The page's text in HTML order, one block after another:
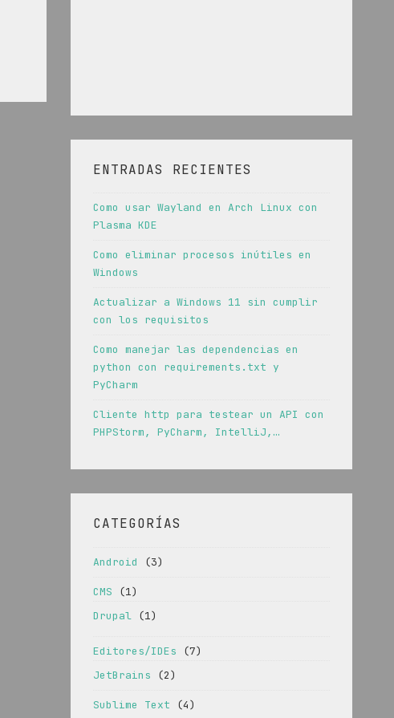
ENTRADAS RECIENTES
Como usar Wayland en Arch Linux con
Plasma KDE
Como eliminar procesos inútiles en
Windows
Actualizar a Windows 11 sin cumplir
con los requisitos
Como manejar las dependencias en
python con requirements.txt y
PyCharm
Cliente http para testear un API con
PHPStorm, PyCharm, IntelliJ,…
CATEGORÍAS
Android (3)
CMS (1)
Drupal (1)
Editores/IDEs (7)
JetBrains (2)
Sublime Text (4)